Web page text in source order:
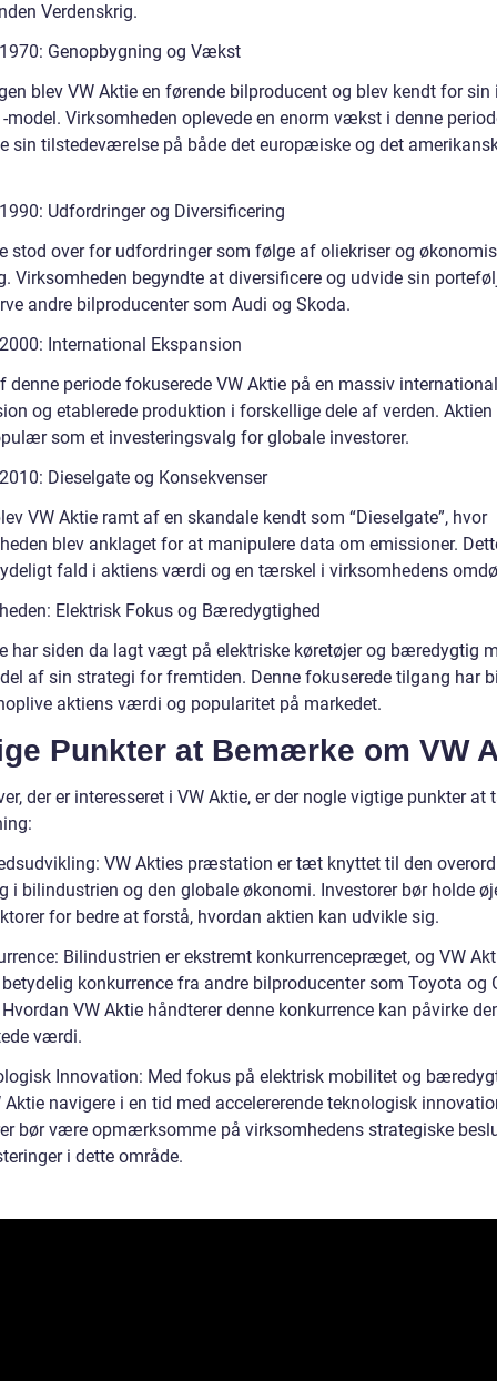
Verdenskrig.
Genopbygning og Vækst
blev VW Aktie en førende bilproducent og blev kendt for sin
-model. Virksomheden oplevede en enorm vækst i denne
sin tilstedeværelse på både det europæiske og det
Udfordringer og Diversificering
stod over for udfordringer som følge af oliekriser og
Virksomheden begyndte at diversificere og udvide sin
andre bilproducenter som Audi og Skoda.
International Ekspansion
denne periode fokuserede VW Aktie på en massiv international
og etablerede produktion i forskellige dele af verden. Aktien
som et investeringsvalg for globale investorer.
Dieselgate og Konsekvenser
VW Aktie ramt af en skandale kendt som “Dieselgate”, hvor
blev anklaget for at manipulere data om emissioner.
fald i aktiens værdi og en tærskel i virksomhedens
Elektrisk Fokus og Bæredygtighed
har siden da lagt vægt på elektriske køretøjer og bæredygtig
af sin strategi for fremtiden. Denne fokuserede tilgang har
aktiens værdi og popularitet på markedet.
Punkter at Bemærke om VW
der er interesseret i VW Aktie, er der nogle vigtige punkter at
VW Akties præstation er tæt knyttet til den
i bilindustrien og den globale økonomi. Investorer bør holde
for bedre at forstå, hvordan aktien kan udvikle sig.
Bilindustrien er ekstremt konkurrencepræget, og VW
konkurrence fra andre bilproducenter som Toyota og
VW Aktie håndterer denne konkurrence kan påvirke
værdi.
Innovation: Med fokus på elektrisk mobilitet og
Aktie navigere i en tid med accelererende teknologisk
bør være opmærksomme på virksomhedens strategiske
i dette område.